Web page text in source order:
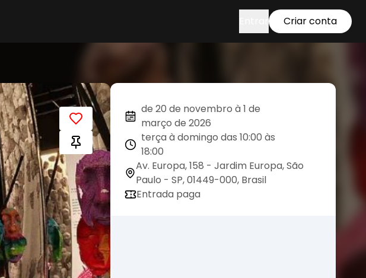
Criar conta
de 20 de novembro à 1 de
março de 2026
terça à domingo das 10:00 às
18:00
Av. Europa, 158 - Jardim Europa, São
Paulo - SP, 01449-000, Brasil
Entrada paga